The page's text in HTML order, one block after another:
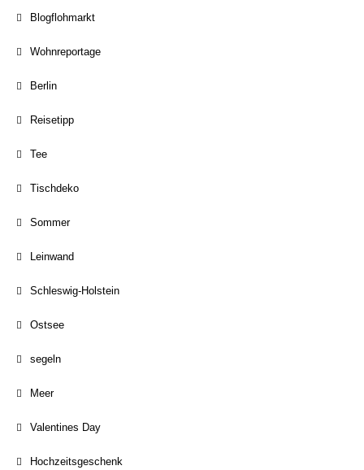
Blogflohmarkt
Wohnreportage
Berlin
Reisetipp
Tee
Tischdeko
Sommer
Leinwand
Schleswig-Holstein
Ostsee
segeln
Meer
Valentines Day
Hochzeitsgeschenk